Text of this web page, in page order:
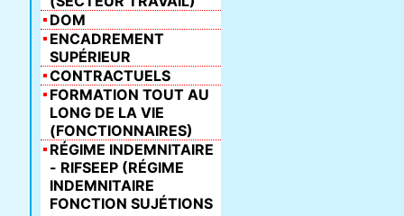
DOM
ENCADREMENT
SUPÉRIEUR
CONTRACTUELS
FORMATION TOUT AU
LONG DE LA VIE
(FONCTIONNAIRES)
RÉGIME INDEMNITAIRE
- RIFSEEP (RÉGIME
INDEMNITAIRE
FONCTION SUJÉTIONS